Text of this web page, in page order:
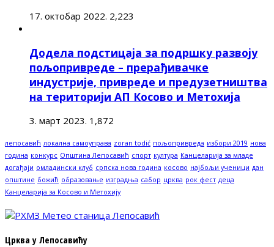
17. октобар 2022. 2,223
Додела подстицаја за подршку развоју
пољопривреде – прерађивачке
индустрије, привреде и предузетништва
на територији АП Косово и Метохија
3. март 2023. 1,872
лепосавић локална самоуправа zoran todić пољопривреда избори 2019 нова
година конкурс Општина Лепосавић спорт култура Канцеларија за младе
догађаји омладински клуб српска нова година косово најбољи ученици дан
општине божић образовање изградња сабор црква рок фест деца
Канцеларија за Косово и Метохију
Црква у Лепосавићу